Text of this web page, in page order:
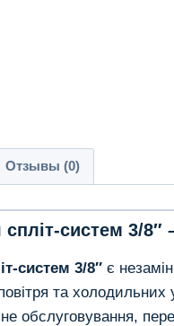
Отзывы (0)
систем 3/
систем 3/8″ є
та
обслуговування,